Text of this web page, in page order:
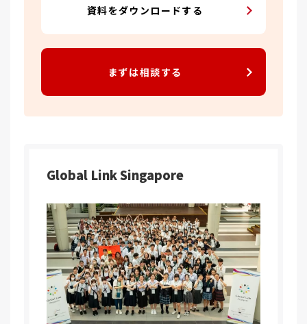
資料をダウンロードする
まずは相談する
Global Link Singapore